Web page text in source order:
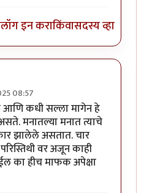
लॉग इन कराकिंवासदस्य व्हा
08:57
अभ्या..
कधी सल्ला मागेन हे
मनातल्या मनात त्याचे
झालेले असतात. चार
वर अजून काही
का हीच माफक अपेक्षा